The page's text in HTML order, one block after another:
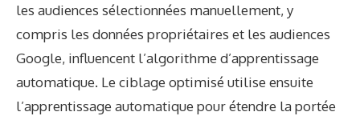
les audiences sélectionnées manuellement, y
compris les données propriétaires et les audiences
Google, influencent l’algorithme d’apprentissage
automatique. Le ciblage optimisé utilise ensuite
l’apprentissage automatique pour étendre la portée